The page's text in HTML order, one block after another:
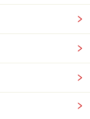
をご確認くださ
ェック！